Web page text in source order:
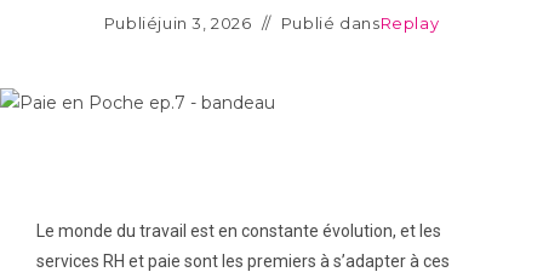
Publiéjuin 3, 2026 Publié dansReplay
Le monde du travail est en constante évolution, et les
services RH et paie sont les premiers à s’adapter à ces